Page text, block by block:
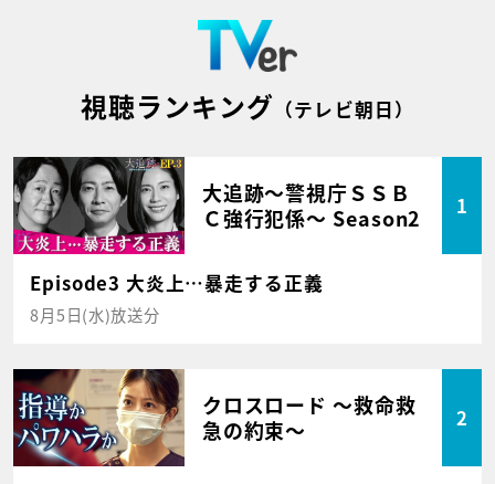
視聴ランキング （テレビ朝日）
大追跡～警視庁ＳＳＢ
Ｃ強行犯係～ Season2
1
Episode3 大炎上…暴走する正義
8月5日(水)放送分
クロスロード ～救命救
急の約束～
2